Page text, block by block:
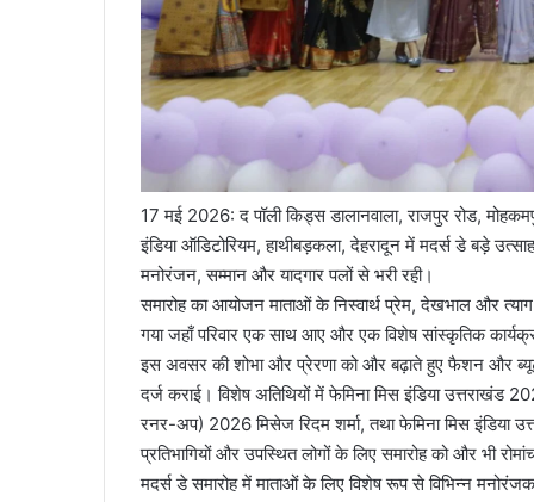
17 मई 2026: द पॉली किड्स डालानवाला, राजपुर रोड,
इंडिया ऑडिटोरियम, हाथीबड़कला, देहरादून में मदर्स डे बड़े
मनोरंजन, सम्मान और यादगार पलों से भरी रही।
समारोह का आयोजन माताओं के निस्वार्थ प्रेम, देखभाल और
गया जहाँ परिवार एक साथ आए और एक विशेष सांस्कृतिक
इस अवसर की शोभा और प्रेरणा को और बढ़ाते हुए फैशन और ब्यूटी
दर्ज कराई। विशेष अतिथियों में फेमिना मिस इंडिया
रनर-अप) 2026 मिसेज रिदम शर्मा, तथा फेमिना मिस इंडिया
प्रतिभागियों और उपस्थित लोगों के लिए समारोह को और भी
मदर्स डे समारोह में माताओं के लिए विशेष रूप से विभिन्न